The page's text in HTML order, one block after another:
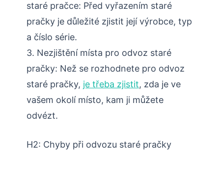
staré pračce: Před vyřazením staré
pračky je důležité zjistit její výrobce, typ
a číslo série.
3. Nezjištění místa pro odvoz staré
pračky: Než se rozhodnete pro odvoz
staré pračky, je třeba zjistit, zda je ve
vašem okolí místo, kam ji můžete
odvézt.
H2: Chyby při odvozu staré pračky